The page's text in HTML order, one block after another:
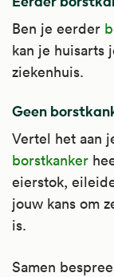
Ben je eerder
kan je huisarts
ziekenhuis.
Geen
Vertel het aan
borstkanker
eierstok,
jouw kans om
is.
Samen